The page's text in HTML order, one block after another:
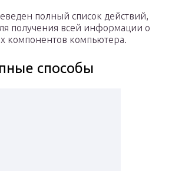
полный список действий,
получения всей информации о
компонентов компьютера.
способы